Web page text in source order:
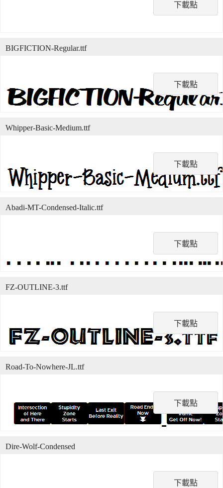
下載點
下載點
BIGFICTION-Regular.ttf
下載點
Whipper-Basic-Medium.ttf
下載點
Abadi-MT-Condensed-Italic.ttf
下載點
FZ-OUTLINE-3.ttf
下載點
Road-To-Nowhere-JL.ttf
下載點
Dire-Wolf-Condensed